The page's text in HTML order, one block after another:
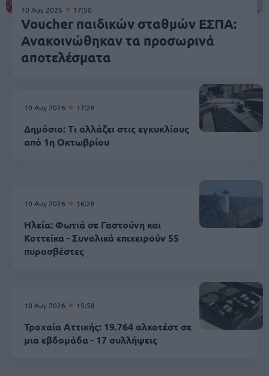
10 Αυγ 2026 17:50
Voucher παιδικών σταθμών ΕΣΠΑ:
Ανακοινώθηκαν τα προσωρινά
αποτελέσματα
10 Αυγ 2026 17:28
Δημόσιο: Τι αλλάζει στις εγκυκλίους
από 1η Οκτωβρίου
10 Αυγ 2026 16:28
Ηλεία: Φωτιά σε Γαστούνη και
Κοττείκα - Συνολικά επιχειρούν 55
πυροσβέστες
10 Αυγ 2026 15:58
Τροχαία Αττικής: 19.764 αλκοτέστ σε
μια εβδομάδα - 17 συλλήψεις